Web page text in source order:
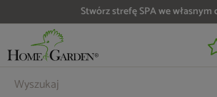
Stwórz strefę SPA we własnym